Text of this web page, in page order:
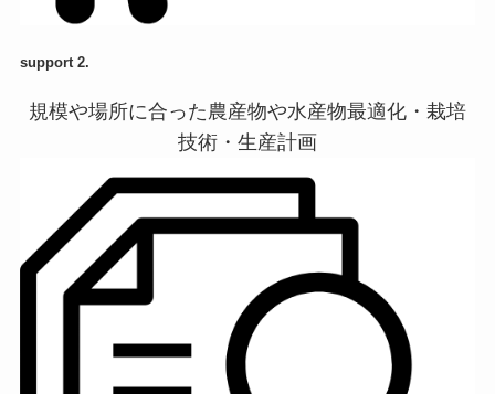
support 2.
規模や場所に合った農産物や水産物最適化・栽培
技術・生産計画